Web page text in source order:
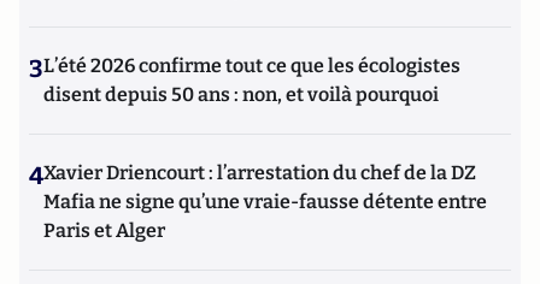
3L’été 2026 confirme tout ce que les écologistes
disent depuis 50 ans : non, et voilà pourquoi
4Xavier Driencourt : l’arrestation du chef de la DZ
Mafia ne signe qu’une vraie-fausse détente entre
Paris et Alger